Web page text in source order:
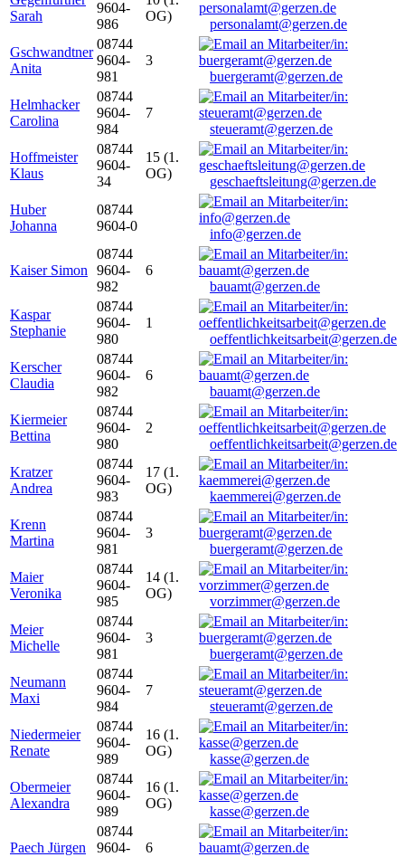
Sarah
9604-
986
OG)
personalamt@gerzen.de
Gschwandtner
Anita
08744
9604-
981
3
buergeramt@gerzen.de
Helmhacker
Carolina
08744
9604-
984
7
steueramt@gerzen.de
Hoffmeister
Klaus
08744
9604-
34
15 (1.
OG)
geschaeftsleitung@gerzen.de
Huber
Johanna
08744
9604-0
info@gerzen.de
Kaiser Simon
08744
9604-
982
6
bauamt@gerzen.de
Kaspar
Stephanie
08744
9604-
980
1
oeffentlichkeitsarbeit@gerzen.de
Kerscher
Claudia
08744
9604-
982
6
bauamt@gerzen.de
Kiermeier
Bettina
08744
9604-
980
2
oeffentlichkeitsarbeit@gerzen.de
Kratzer
Andrea
08744
9604-
983
17 (1.
OG)
kaemmerei@gerzen.de
Krenn
Martina
08744
9604-
981
3
buergeramt@gerzen.de
Maier
Veronika
08744
9604-
985
14 (1.
OG)
vorzimmer@gerzen.de
Meier
Michelle
08744
9604-
981
3
buergeramt@gerzen.de
Neumann
Maxi
08744
9604-
984
7
steueramt@gerzen.de
Niedermeier
Renate
08744
9604-
989
16 (1.
OG)
kasse@gerzen.de
Obermeier
Alexandra
08744
9604-
989
16 (1.
OG)
kasse@gerzen.de
Paech Jürgen
08744
9604-
6